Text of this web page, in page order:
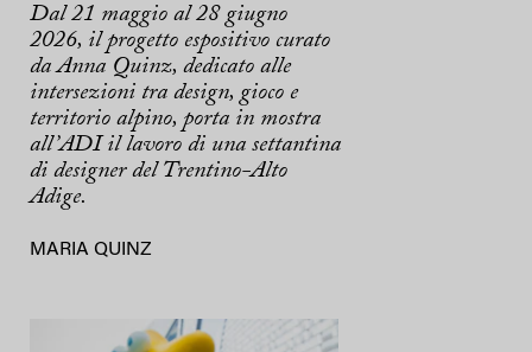
Dal 21 maggio al 28 giugno
2026, il progetto espositivo curato
da Anna Quinz, dedicato alle
intersezioni tra design, gioco e
territorio alpino, porta in mostra
all’ADI il lavoro di una settantina
di designer del Trentino-Alto
Adige.
MARIA QUINZ